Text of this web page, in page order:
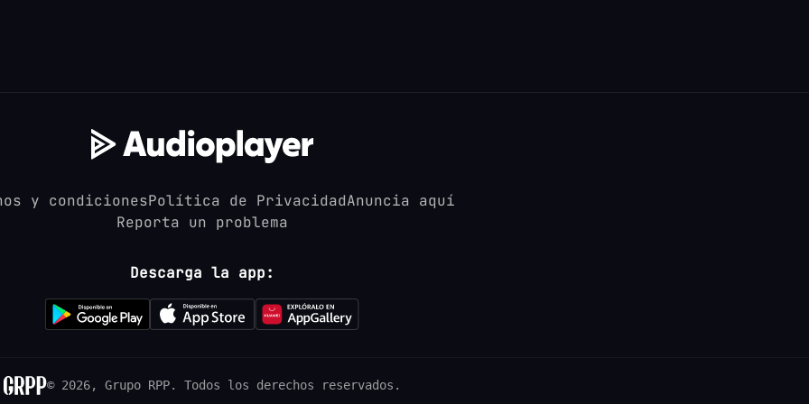
y condicionesPolítica de PrivacidadAnuncia aquí
Reporta un problema
Descarga la app:
© 2026, Grupo RPP. Todos los derechos reservados.